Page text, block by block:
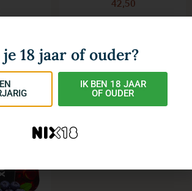
42,50
je 18 jaar of ouder?
IK BEN 18 JAAR
OF OUDER